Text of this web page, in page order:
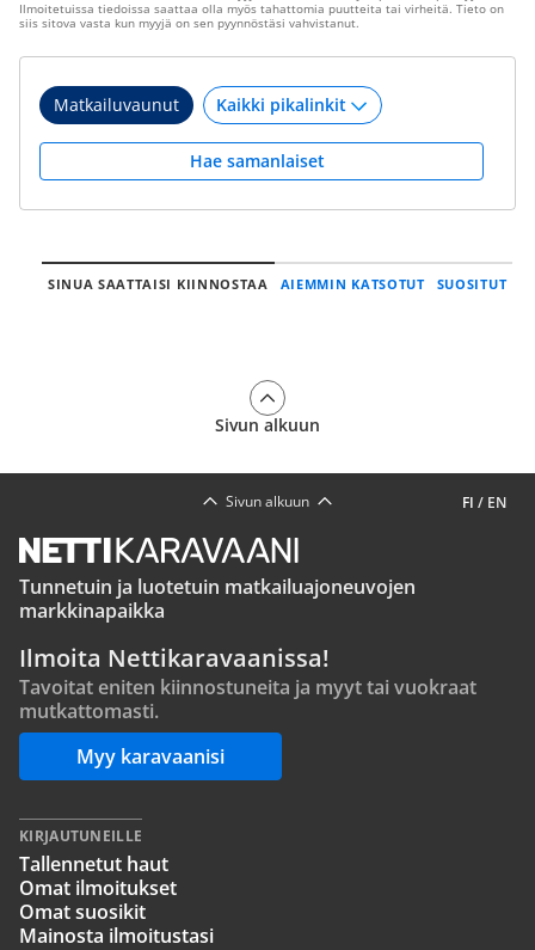
Ilmoitetuissa tiedoissa saattaa olla myös tahattomia puutteita tai virheitä. Tieto on
siis sitova vasta kun myyjä on sen pyynnöstäsi vahvistanut.
Matkailuvaunut
Hae samanlaiset
SINUA SAATTAISI KIINNOSTAA AIEMMIN KATSOTUT SUOSITUT
Sivun alkuun
FI / EN
Sivun alkuun
Tunnetuin ja luotetuin matkailuajoneuvojen
markkinapaikka
Ilmoita Nettikaravaanissa!
Tavoitat eniten kiinnostuneita ja myyt tai vuokraat
mutkattomasti.
Myy karavaanisi
KIRJAUTUNEILLE
Tallennetut haut
Omat ilmoitukset
Omat suosikit
Mainosta ilmoitustasi